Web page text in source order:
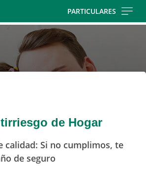
main
contentt
PARTICULARES
de Hogar
calidad: Si no cumplimos, te
de seguro